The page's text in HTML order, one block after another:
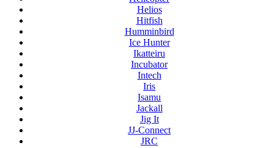
Helios
Hitfish
Humminbird
Ice Hunter
Ikatteiru
Incubator
Intech
Iris
Isamu
Jackall
Jig It
JJ-Connect
JRC